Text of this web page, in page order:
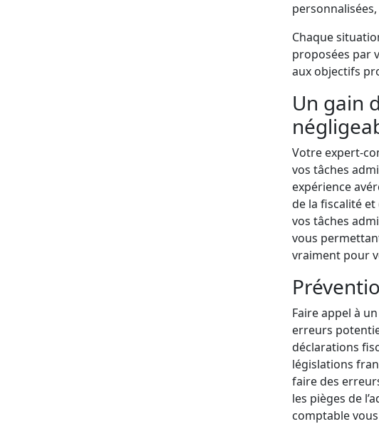
Chaque
proposées par
aux objectifs
Un gain
Votre expert-
vos tâches
expérience
de la fiscalité
vos tâches
vous
vraiment pour
Faire appel à
erreurs
déclarations
législations
faire des
les pièges de
comptable